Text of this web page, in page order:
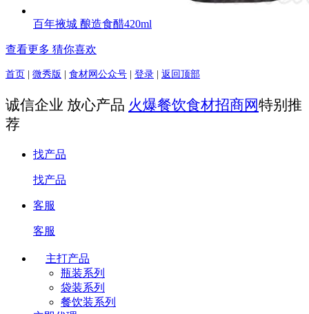
百年掖城 酿造食醋420ml
查看更多 猜你喜欢
首页 | 微秀版 | 食材网公众号 | 登录 | 返回顶部
诚信企业 放心产品 火爆餐饮食材招商网特别推
荐
找产品
找产品
客服
客服
主打产品
瓶装系列
袋装系列
餐饮装系列